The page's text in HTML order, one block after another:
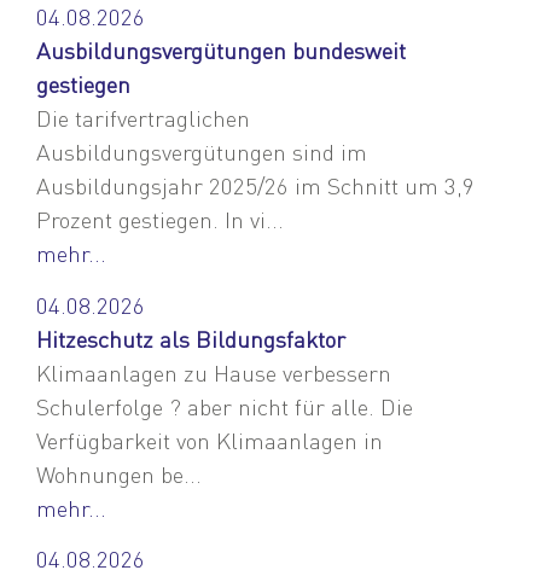
04.08.2026
Ausbildungsvergütungen bundesweit
gestiegen
Die tarifvertraglichen
Ausbildungsvergütungen sind im
Ausbildungsjahr 2025/26 im Schnitt um 3,9
Prozent gestiegen. In vi...
mehr...
04.08.2026
Hitzeschutz als Bildungsfaktor
Klimaanlagen zu Hause verbessern
Schulerfolge ? aber nicht für alle. Die
Verfügbarkeit von Klimaanlagen in
Wohnungen be...
mehr...
04.08.2026